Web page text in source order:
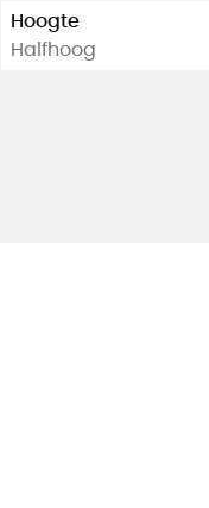
Hoogte
Halfhoog